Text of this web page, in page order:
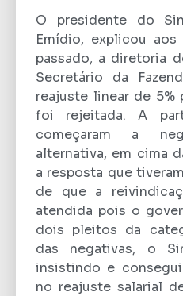
O presidente do
Emídio, explicou
passado, a diretoria
Secretário da
reajuste linear de 5%
foi rejeitada. A
começaram a
alternativa, em cima
a resposta que
de que a
atendida pois o
dois pleitos da
das negativas, o
insistindo e
no reajuste salarial